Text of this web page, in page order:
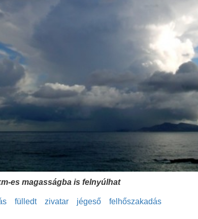
es magasságba is felnyúlhat
fülledt zivatar jégeső felhőszakadás